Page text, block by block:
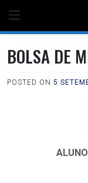
BOLSA DE
POSTED ON 5